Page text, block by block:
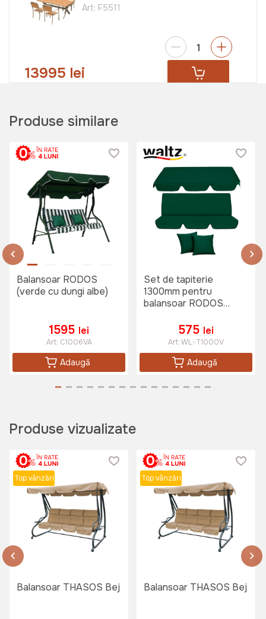
Art: F5511
13995 lei
Set mobilier de gradina TOULOUSE
5499 lei
3999 lei
Set mobilier de gradina DUO
4650 lei
Trambulina WALTZ PI 3,05 Gri,
plasa interna
Art: TW-14987
Trambulina JUMI 2.44m plasa
externa Verde
Art:OM-710191
Produse similare
Balansoar RODOS
(verde cu dungi albe)
1595 lei
Art: C1006VA
Adaugă
Set de tapiterie
1300mm pentru
balansoar RODOS
575 lei
Art:WL-T1000V
Adaugă
Produse vizualizate
Top vânzări
Balansoar THASOS Bej
Top vânzări
Balansoar THASOS Bej